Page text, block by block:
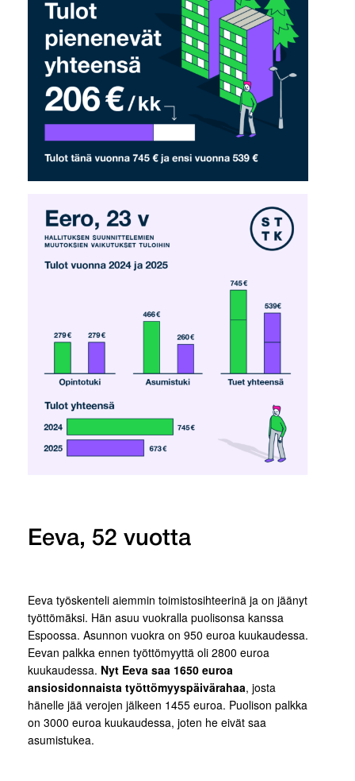
Eeva, 52 vuotta
Eeva työskenteli aiemmin toimistosihteerinä ja on jäänyt
työttömäksi. Hän asuu vuokralla puolisonsa kanssa
Espoossa. Asunnon vuokra on 950 euroa kuukaudessa.
Eevan palkka ennen työttömyyttä oli 2800 euroa
kuukaudessa. Nyt Eeva saa 1650 euroa
ansiosidonnaista työttömyyspäivärahaa, josta
hänelle jää verojen jälkeen 1455 euroa. Puolison palkka
on 3000 euroa kuukaudessa, joten he eivät saa
asumistukea.